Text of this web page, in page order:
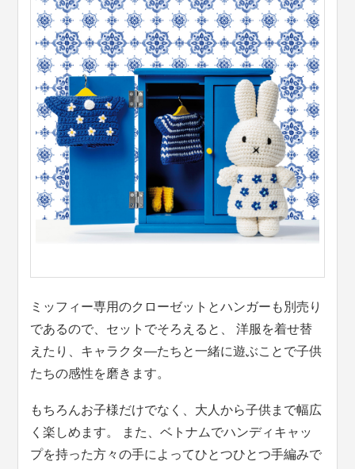
ミッフィー専用のクローゼットとハンガーも別売り
であるので、セットでそろえると、 洋服を着せ替
えたり、キャラクタ―たちと一緒に遊ぶことで子供
たちの感性を磨きます。
もちろんお子様だけでなく、大人から子供まで幅広
く楽しめます。 また、ベトナムでハンディキャッ
プを持った方々の手によってひとつひとつ手編みで